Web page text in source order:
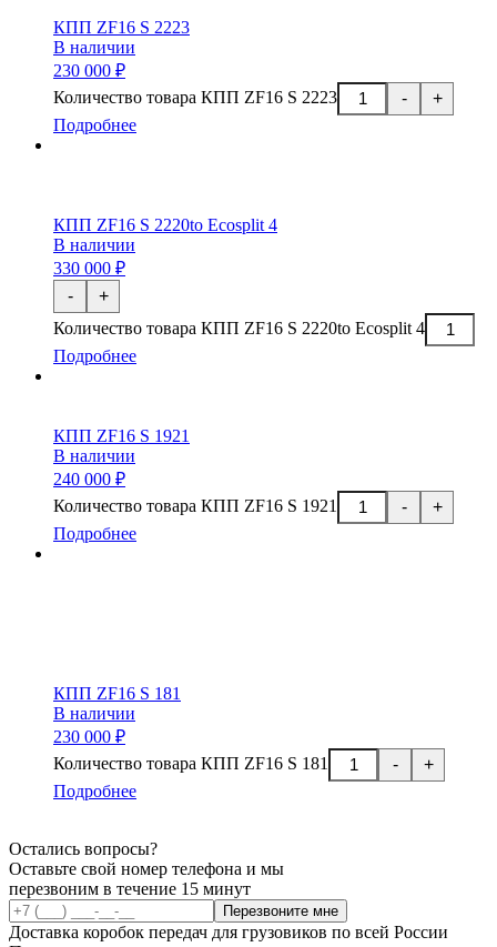
КПП ZF16 S 2223
В наличии
230 000 ₽
-
Количество товара КПП ZF16 S 2223
+
Подробнее
КПП ZF16 S 2220to Ecosplit 4
В наличии
330 000 ₽
-
Количество товара КПП ZF16 S 2220to Ecosplit 4
+
Подробнее
КПП ZF16 S 1921
В наличии
240 000 ₽
-
Количество товара КПП ZF16 S 1921
+
Подробнее
КПП ZF16 S 181
В наличии
230 000 ₽
-
Количество товара КПП ZF16 S 181
+
Подробнее
Остались вопросы?
Оставьте свой номер телефона и мы
перезвоним в течение 15 минут
Перезвоните мне
Доставка коробок передач для грузовиков по всей России